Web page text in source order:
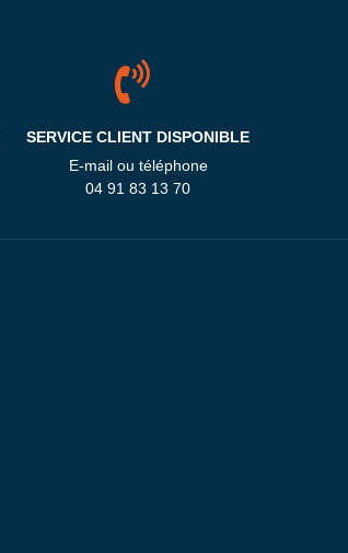
SERVICE CLIENT DISPONIBLE
E-mail ou téléphone
04 91 83 13 70